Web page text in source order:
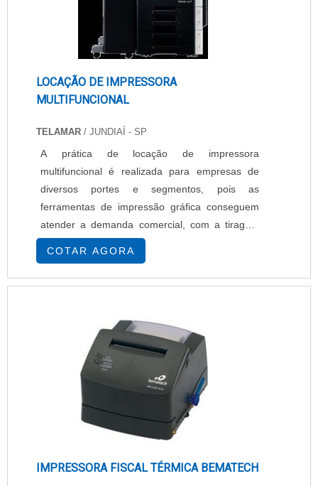
LOCAÇÃO DE IMPRESSORA
MULTIFUNCIONAL
TELAMAR / JUNDIAÍ - SP
A prática de locação de impressora
multifuncional é realizada para empresas de
diversos portes e segmentos, pois as
ferramentas de impressão gráfica conseguem
atender a demanda comercial, com a tiragem
de documentos em marca d'água, textos e
outros aspectos necessários nesses ambientes,
com rapidez no processo de modo a baratear
efetividade e precisão nas impressões,....
COTAR AGORA
IMPRESSORA FISCAL TÉRMICA BEMATECH